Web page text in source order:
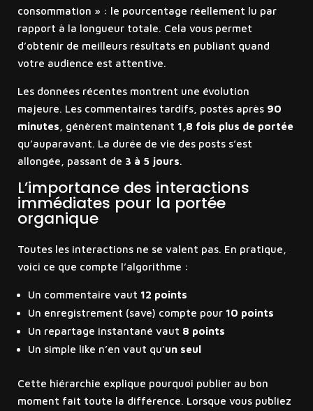
consommation » : le pourcentage réellement lu par
rapport à la longueur totale. Cela vous permet
d’obtenir de meilleurs résultats en publiant quand
votre audience est attentive.
Les données récentes montrent une évolution
majeure. Les commentaires tardifs, postés après 90
minutes , génèrent maintenant 1,8 fois plus de portée
qu’auparavant. La durée de vie des posts s’est
allongée, passant de 3 à 5 jours.
L’importance des interactions
immédiates pour la portée
organique
Toutes les interactions ne se valent pas. En pratique,
voici ce que compte l’algorithme :
Un commentaire vaut 12 points
Un enregistrement (save) compte pour 10 points
Un repartage instantané vaut 8 points
Un simple like n’en vaut qu’un seul
Cette hiérarchie explique pourquoi publier au bon
moment fait toute la différence. Lorsque vous publiez